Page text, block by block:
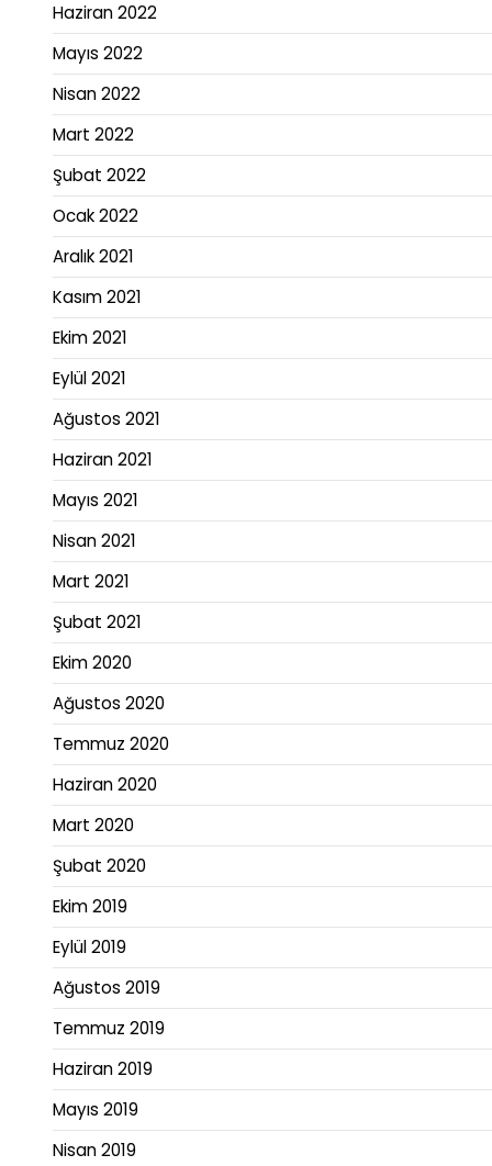
Haziran 2022
Mayıs 2022
Nisan 2022
Mart 2022
Şubat 2022
Ocak 2022
Aralık 2021
Kasım 2021
Ekim 2021
Eylül 2021
Ağustos 2021
Haziran 2021
Mayıs 2021
Nisan 2021
Mart 2021
Şubat 2021
Ekim 2020
Ağustos 2020
Temmuz 2020
Haziran 2020
Mart 2020
Şubat 2020
Ekim 2019
Eylül 2019
Ağustos 2019
Temmuz 2019
Haziran 2019
Mayıs 2019
Nisan 2019